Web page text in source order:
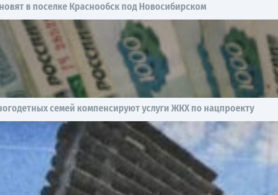
в поселке Краснообск под Новосибирском
семей компенсируют услуги ЖКХ по нацпроекту